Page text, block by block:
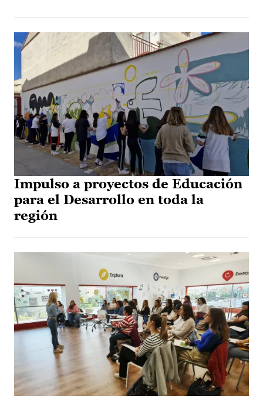
Impulso a proyectos de Educación
para el Desarrollo en toda la
región